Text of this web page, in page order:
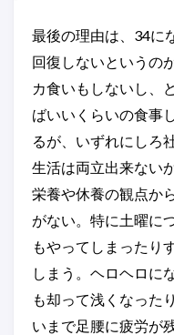
最後の理由は、34に
回復しないというの
カ食いもしないし、
ばいいくらいの食事
るが、いずれにしろ
生活は両立出来ない
栄養や休養の観点か
がない。特に土曜に
もやってしまったり
しまう。ヘロヘロに
も却って浅くなった
いまで足腰に疲労が